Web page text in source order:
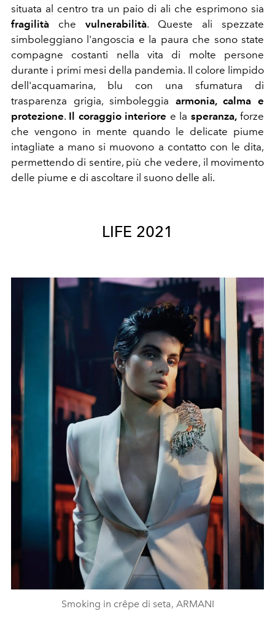
situata al centro tra un paio di ali che esprimono sia
fragilità che vulnerabilità. Queste ali spezzate
simboleggiano l'angoscia e la paura che sono state
compagne costanti nella vita di molte persone
durante i primi mesi della pandemia. Il colore limpido
dell'acquamarina, blu con una sfumatura di
trasparenza grigia, simboleggia armonia, calma e
protezione. Il coraggio interiore e la speranza,forze
che vengono in mente quando le delicate piume
intagliate a mano si muovono a contatto con le dita,
permettendo di sentire, più che vedere, il movimento
delle piume e di ascoltare il suono delle ali.
LIFE 2021
Smoking in crêpe di seta, ARMANI